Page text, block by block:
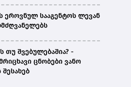
ეროვნულ სააგენტოს ლევან
თუ შვებულებაშია? -
ცნობები ვანო